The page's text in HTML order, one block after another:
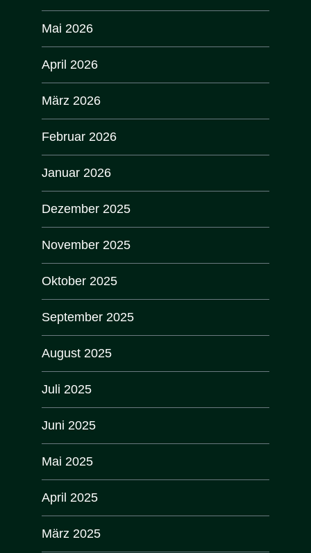
Mai 2026
April 2026
März 2026
Februar 2026
Januar 2026
Dezember 2025
November 2025
Oktober 2025
September 2025
August 2025
Juli 2025
Juni 2025
Mai 2025
April 2025
März 2025